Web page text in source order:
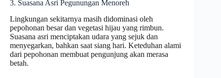
3. Suasana Asri Pegunungan Menoreh
Lingkungan sekitarnya masih didominasi oleh
pepohonan besar dan vegetasi hijau yang rimbun.
Suasana asri menciptakan udara yang sejuk dan
menyegarkan, bahkan saat siang hari. Keteduhan alami
dari pepohonan membuat pengunjung akan merasa
betah.